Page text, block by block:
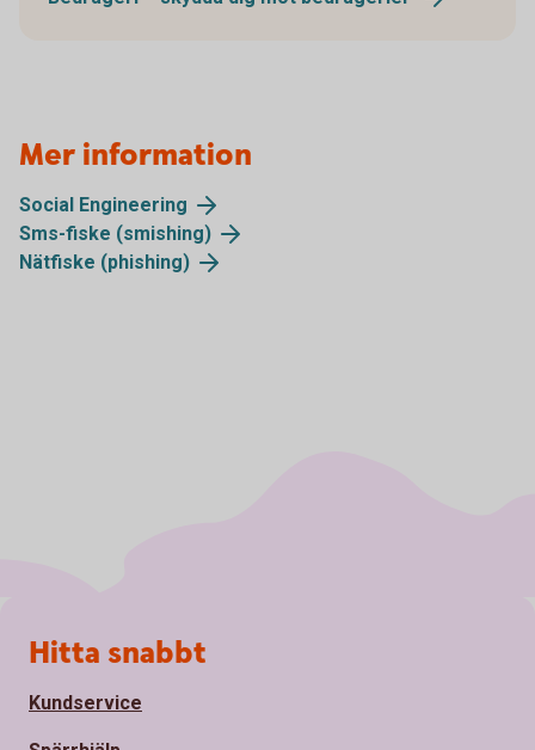
Mer information
Social Engineering
Sms-fiske (smishing)
Nätfiske (phishing)
Sidfot
Hitta snabbt
Kundservice